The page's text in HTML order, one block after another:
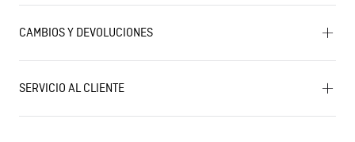
Mapa del sitio
Próximos eventos
Términos y condiciones
Términos y condiciones de promociones
Política de Cookies
Política de Cambios y Devoluciones
CAMBIOS Y DEVOLUCIONES
Gestiona tu cambio o devolución
PQR y Otras solicitudes
Estado de mi PQR
SERVICIO AL CLIENTE